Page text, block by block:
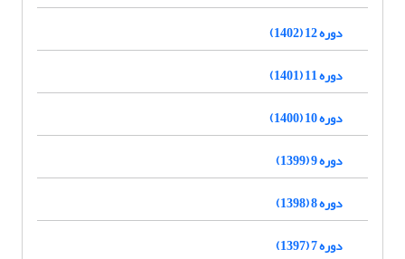
دوره 12 (1402)
دوره 11 (1401)
دوره 10 (1400)
دوره 9 (1399)
دوره 8 (1398)
دوره 7 (1397)